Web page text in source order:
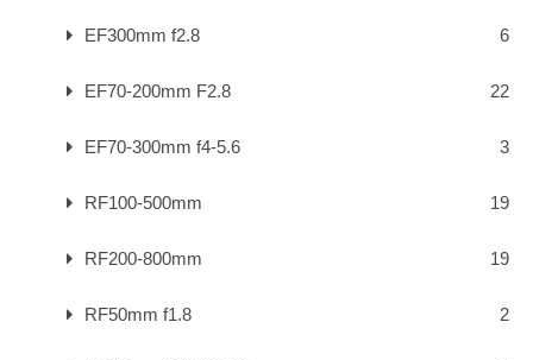
EF300mm f2.8 6
EF70-200mm F2.8 22
EF70-300mm f4-5.6 3
RF100-500mm 19
RF200-800mm 19
RF50mm f1.8 2